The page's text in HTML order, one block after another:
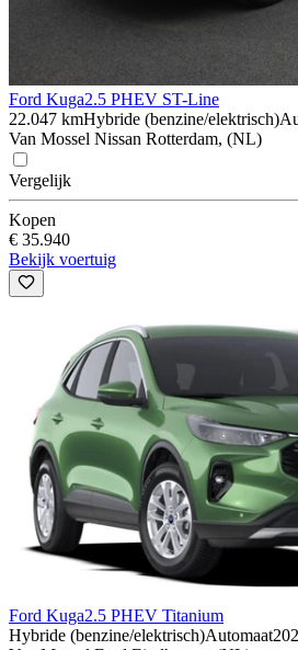
Ford Kuga2.5 PHEV ST-Line
22.047 kmHybride (benzine/elektrisch)
Van Mossel Nissan Rotterdam, (NL)
Vergelijk
Kopen
€ 35.940
Bekijk voertuig
Ford Kuga2.5 PHEV Titanium
Hybride (benzine/elektrisch)Automaat